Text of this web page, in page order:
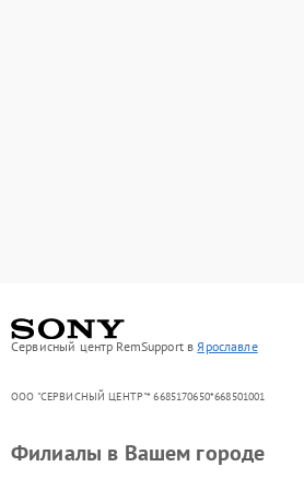
Сервисный центр RemSupport в Ярославле
ООО "СЕРВИСНЫЙ ЦЕНТР"* 6685170650*668501001
Филиалы в Вашем городе